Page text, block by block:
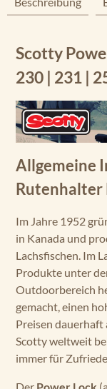
Scotty
230 | 231 |
Allgemeine
Rutenhalter
Im Jahre 1952
in Kanada und
Lachsfischen. Im
Produkte unter
Outdoorbereich
gemacht, einen
Preisen
Scotty weltweit
immer für